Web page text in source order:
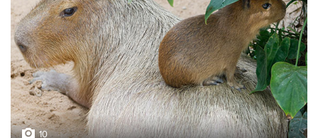
8
Лесные пожары во Франции